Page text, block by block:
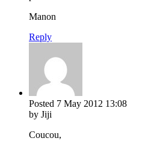
Manon
Reply
Posted 7 May 2012 13:08
by Jiji
Coucou,